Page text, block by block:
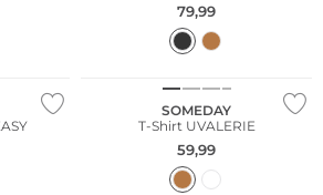
79,99
SOMEDAY
T-Shirt UVALERIE
59,99